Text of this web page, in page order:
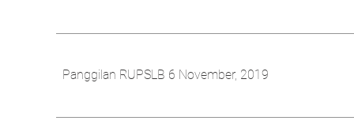
Panggilan RUPSLB 6 November, 2019